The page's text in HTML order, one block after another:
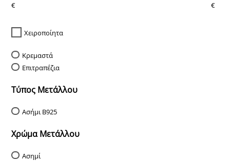
€ €
Χειροποίητα
Κρεμαστά
Επιτραπέζια
Τύπος Μετάλλου
Ασήμι Β925
Χρώμα Μετάλλου
Ασημί